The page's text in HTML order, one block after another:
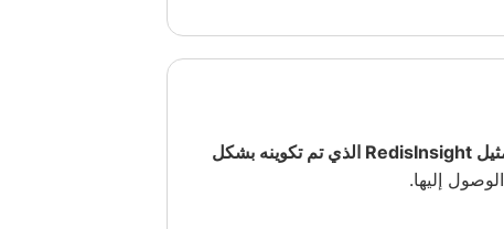
تناولت مثيل RedisInsight الذي تم تكوينه بشكل
إليها.